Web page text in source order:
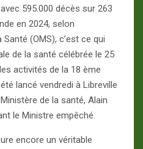
595.000 décès sur 263
en 2024, selon
(OMS), c’est ce qui
de la santé célébrée le 25
activités de la 18 ème
lancé vendredi à Libreville
de la santé, Alain
le Ministre empêché.
encore un véritable